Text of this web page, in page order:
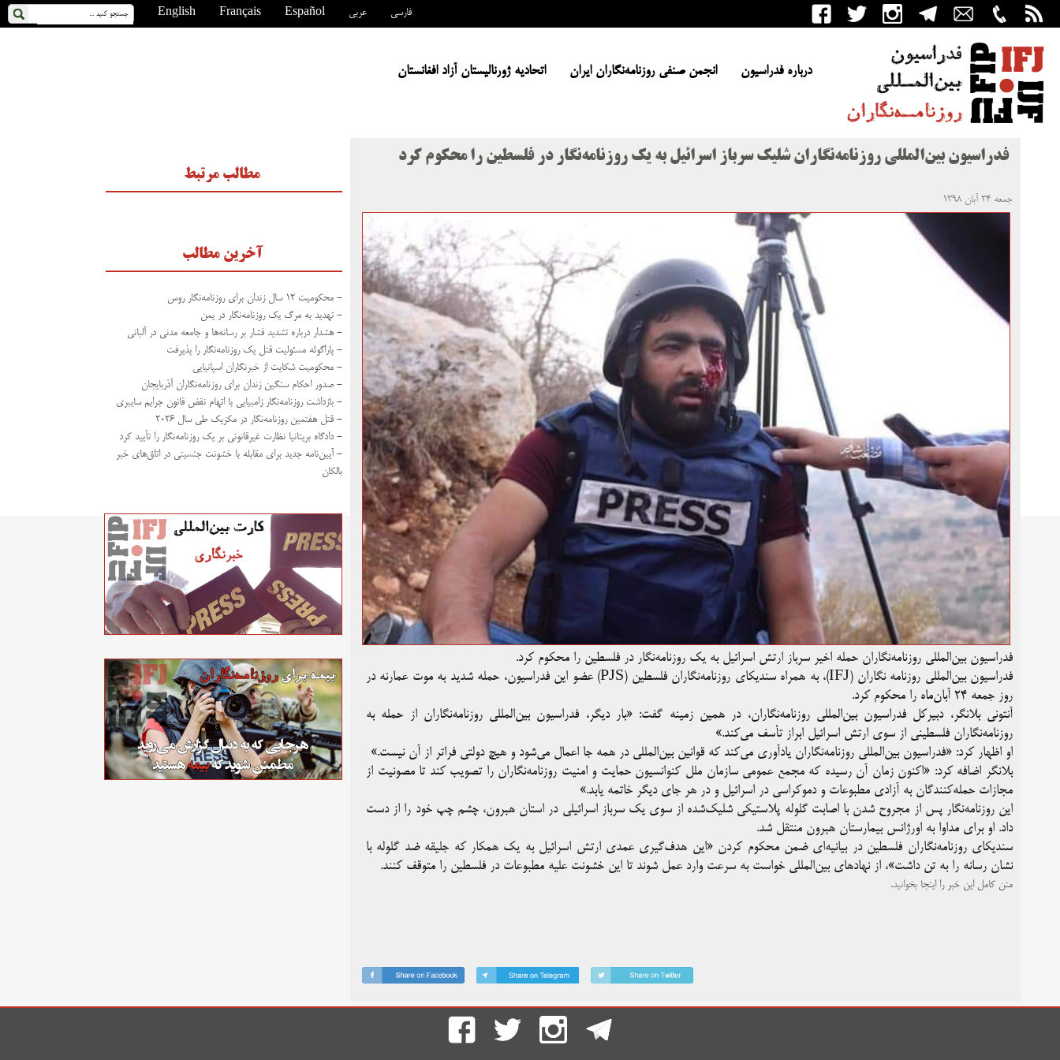
English Français Español عربی فارسی
درباره فدراسیون انجمن صنفی روزنامه‌نگاران ایران اتحادیه ژورنالیستان آزاد افغانستان
فدراسیون بین‌المللی روزنامه‌نگاران شلیک سرباز اسرائیل به یک روزنامه‌نگار در فلسطین را محکوم کرد
جمعه ۲۴ آبان ۱۳۹۸
فدراسیون بین‌المللی روزنامه‌نگاران حمله اخیر سرباز ارتش اسرائیل به یک روزنامه‌نگار در فلسطین را محکوم کرد.
فدراسیون بین‌المللی روزنامه نگاران (IFJ)، به همراه سندیکای روزنامه‌نگاران فلسطین (PJS) عضو این فدراسیون، حمله شدید به موت عمارنه در
روز جمعه ۲۴ آبان‌ماه را محکوم کرد.
آنتونی بلانگر، دبیرکل فدراسیون بین‌المللی روزنامه‌نگاران، در همین زمینه گفت: «بار دیگر، فدراسیون بین‌المللی روزنامه‌نگاران از حمله به
روزنامه‌نگاران فلسطینی از سوی ارتش اسرائیل ابراز تأسف می‌کند.»
او اظهار کرد: «فدراسیون بین‌المللی روزنامه‌نگاران یادآوری می‌کند که قوانین بین‌المللی در همه جا اعمال می‌شود و هیچ دولتی فراتر از آن نیست.»
بلانگر اضافه کرد: «اکنون زمان آن رسیده که مجمع عمومی سازمان ملل کنوانسیون حمایت و امنیت روزنامه‌نگاران را تصویب کند تا مصونیت از
مجازات حمله‌کنندگان به آزادی مطبوعات و دموکراسی در اسرائیل و در هر جای دیگر خاتمه یابد.»
این روزنامه‌نگار پس از مجروح شدن با اصابت گلوله پلاستیکی شلیک‌شده از سوی یک سرباز اسرائیلی در استان هبرون، چشم چپ خود را از دست
داد. او برای مداوا به اورژانس بیمارستان هبرون منتقل شد.
سندیکای روزنامه‌نگاران فلسطین در بیانیه‌ای ضمن محکوم کردن «این هدف‌گیری عمدی ارتش اسرائیل به یک همکار که جلیقه ضد گلوله با
نشان رسانه را به تن داشت»، از نهادهای بین‌المللی خواست به سرعت وارد عمل شوند تا این خشونت علیه مطبوعات در فلسطین را متوقف کنند.
متن کامل این خبر رااینجا بخوانید.
مطالب مرتبط
آخرین مطالب
- محکومیت ۱۲ سال زندان برای روزنامه‌نگار روس
- تهدید به مرگ یک روزنامه‌نگار در یمن
- هشدار درباره تشدید فشار بر رسانه‌ها و جامعه مدنی در آلبانی
- پاراگوئه مسئولیت قتل یک روزنامه‌نگار را پذیرفت
- محکومیت شکایت از خبرنگاران اسپانیایی
- صدور احکام سنگین زندان برای روزنامه‌نگاران آذربایجان
- بازداشت روزنامه‌نگار زامبیایی با اتهام نقض قانون جرایم سایبری
- قتل هفتمین روزنامه‌نگار در مکزیک طی سال ۲۰۲۶
- دادگاه بریتانیا نظارت غیرقانونی بر یک روزنامه‌نگار را تأیید کرد
- آیین‌نامه جدید برای مقابله با خشونت جنسیتی در اتاق‌های خبر
بالکان